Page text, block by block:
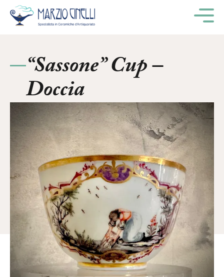
“Sassone” Cup –
Doccia